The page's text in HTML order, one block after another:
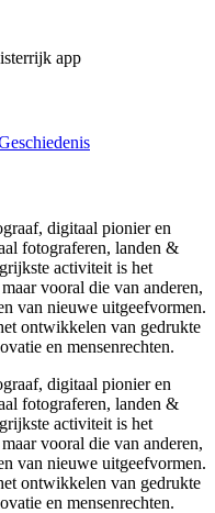
app
digitaal pionier en
fotograferen, landen &
activiteit is het
vooral die van anderen,
van nieuwe uitgeefvormen.
ontwikkelen van gedrukte
en mensenrechten.
digitaal pionier en
fotograferen, landen &
activiteit is het
vooral die van anderen,
van nieuwe uitgeefvormen.
ontwikkelen van gedrukte
en mensenrechten.